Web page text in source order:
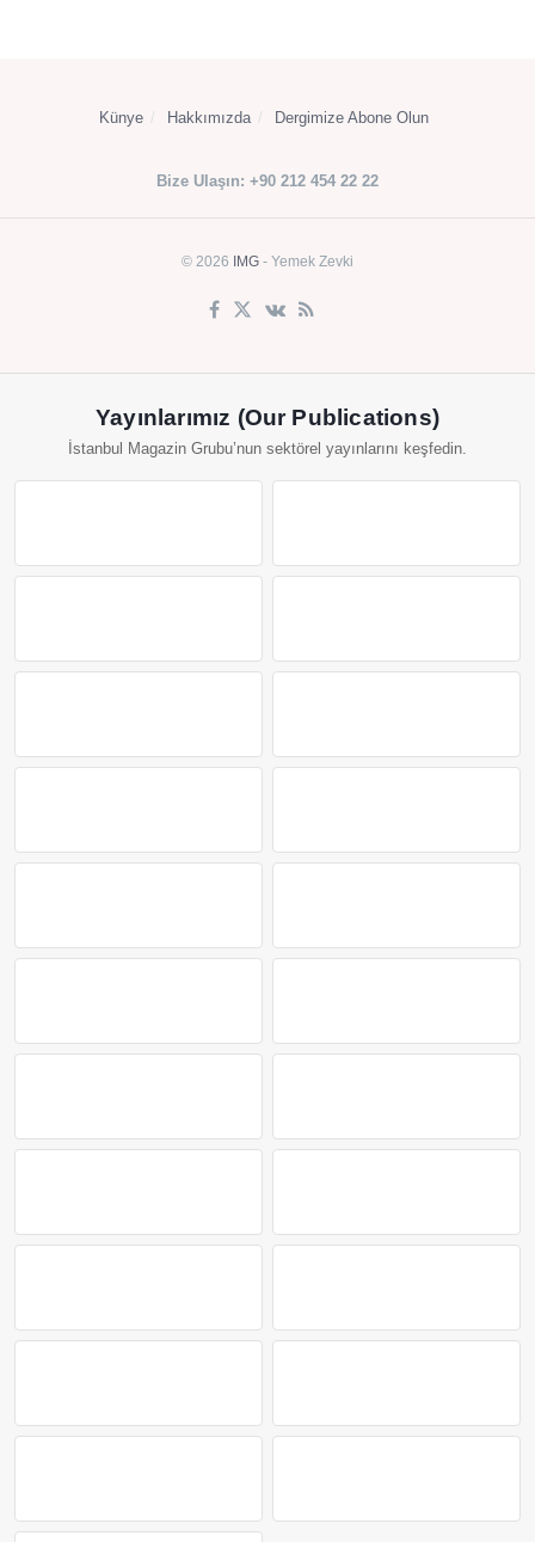
Künye Hakkımızda Dergimize Abone Olun
Bize Ulaşın: +90 212 454 22 22
© 2026 IMG - Yemek Zevki
Yayınlarımız (Our Publications)
İstanbul Magazin Grubu’nun sektörel yayınlarını keşfedin.